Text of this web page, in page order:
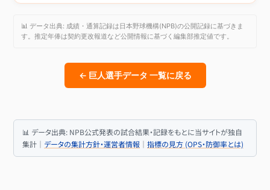
📊 データ出典: 成績・通算記録は日本野球機構(NPB)の公開記録に基づきま
す。推定年俸は契約更改報道など公開情報に基づく編集部推定値です。
← 巨人選手データ 一覧に戻る
📊 データ出典: NPB公式発表の試合結果・記録をもとに当サイトが独自
集計｜ データの集計方針・運営者情報 ｜ 指標の見方 (OPS・防御率とは)